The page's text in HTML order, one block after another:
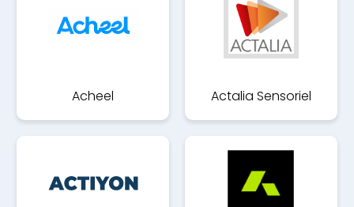
Acheel Actalia Sensoriel